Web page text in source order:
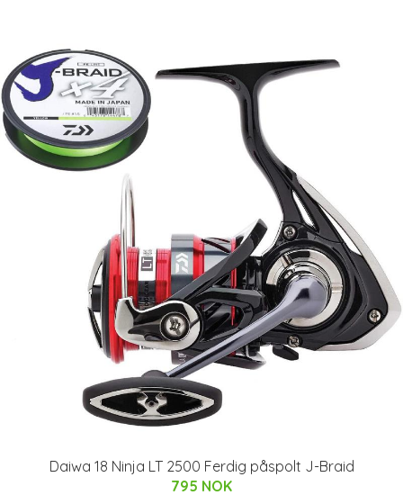
Daiwa 18 Ninja LT 2500 Ferdig påspolt J-Braid
795 NOK